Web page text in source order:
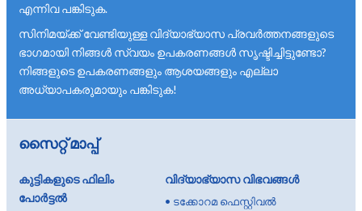
എന്നിവ പങ്കിടുക.
സിനിമയ്ക്ക് വേണ്ടിയുള്ള വിദ്യാഭ്യാസ പ്രവർത്തനങ്ങളുടെ
ഭാഗമായി നിങ്ങൾ സ്വയം ഉപകരണങ്ങൾ സൃഷ്ടിച്ചിട്ടുണ്ടോ?
നിങ്ങളുടെ ഉപകരണങ്ങളും ആശയങ്ങളും എല്ലാ
അധ്യാപകരുമായും പങ്കിടുക!
സൈറ്റ് മാപ്പ്
കുട്ടികളുടെ ഫിലിം
പോർട്ടൽ
വിദ്യാഭ്യാസ വിഭവങ്ങൾ
• ടക്കോറമ ഫെസ്റ്റിവൽ